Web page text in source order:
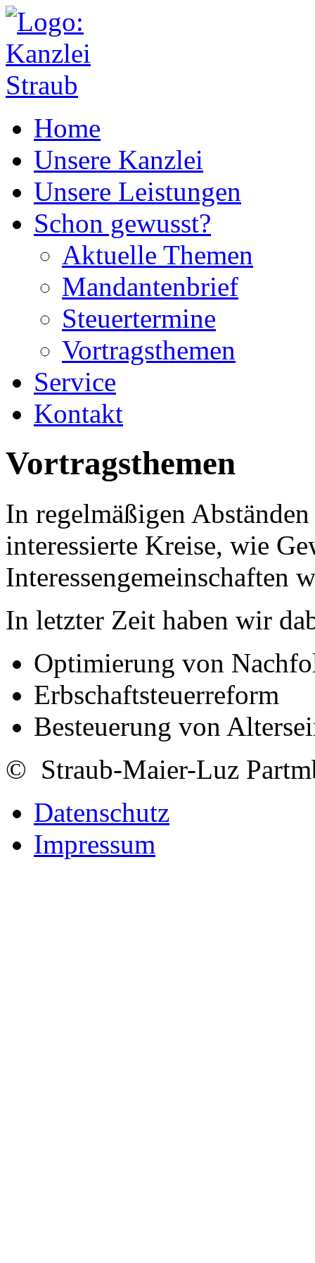
Home
Unsere Kanzlei
Unsere Leistungen
Schon gewusst?
Aktuelle Themen
Mandantenbrief
Steuertermine
Vortragsthemen
Service
Kontakt
Vortragsthemen
In regelmäßigen
interessierte Kreise, wie
Interessengemeinschaften
In letzter Zeit haben wir
Optimierung von
Erbschaftsteuerreform
Besteuerung von
© Straub-Maier-Luz
Datenschutz
Impressum